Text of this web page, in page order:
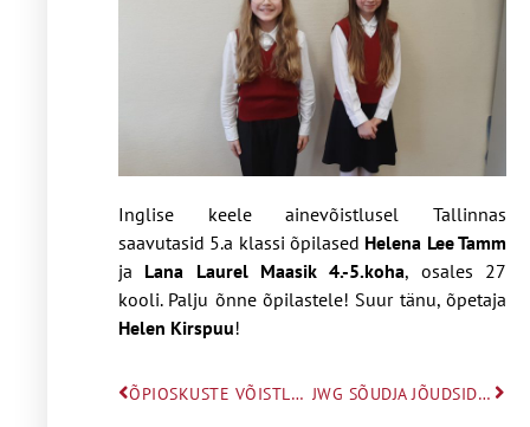
Inglise keele ainevõistlusel Tallinnas
saavutasid 5.a klassi õpilased Helena Lee Tamm
ja Lana Laurel Maasik 4.-5.koha, osales 27
kooli. Palju õnne õpilastele! Suur tänu, õpetaja
Helen Kirspuu!
ÕPIOSKUSTE VÕISTLUS 5.KLASSIDELE JWG SÕUDJA JÕUDSID PJEDESTAALILE